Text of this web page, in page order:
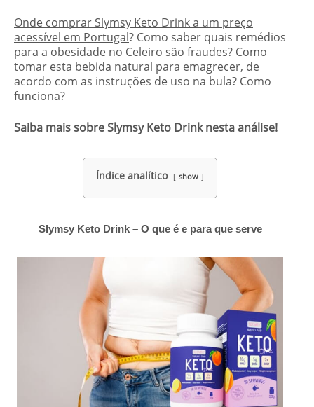
Onde comprar Slymsy Keto Drink a um preço
acessível em Portugal? Como saber quais remédios
para a obesidade no Celeiro são fraudes? Como
tomar esta bebida natural para emagrecer, de
acordo com as instruções de uso na bula? Como
funciona?
Saiba mais sobre Slymsy Keto Drink nesta análise!
Índice analítico show
Slymsy Keto Drink – O que é e para que serve